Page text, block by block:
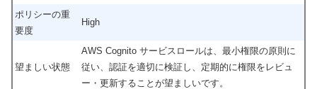
ポリシーの重
要度
High
望ましい状態
AWS Cognito サービスロールは、最小権限の原則に
従い、認証を適切に検証し、定期的に権限をレビュ
ー・更新することが望ましいです。